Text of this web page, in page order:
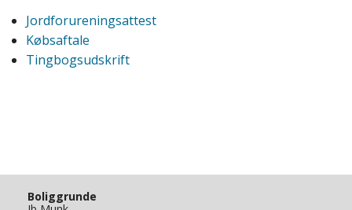
Jordforureningsattest
Købsaftale
Tingbogsudskrift
Boliggrunde